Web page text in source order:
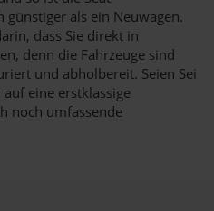
günstiger als ein Neuwagen.
dass Sie direkt in
denn die Fahrzeuge sind
und abholbereit. Seien Sei
eine erstklassige
noch umfassende